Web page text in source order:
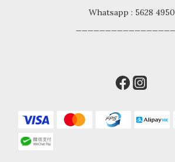
Whatsapp : 5628 4950